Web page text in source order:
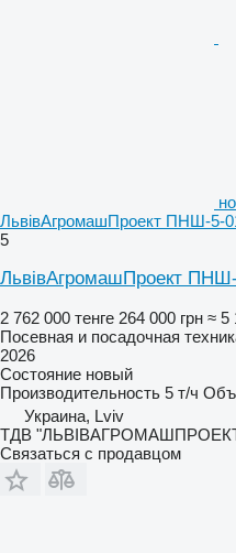
ЛьвівАгромашПроект ПНШ-5-
5
ЛьвівАгромашПроект
2 762 000 тенге 264 000 грн ≈ 5
Посевная и посадочная
2026
Состояние новый
Производительность 5 т/ч
Украина, Lviv
ТДВ
Связаться с продавцом